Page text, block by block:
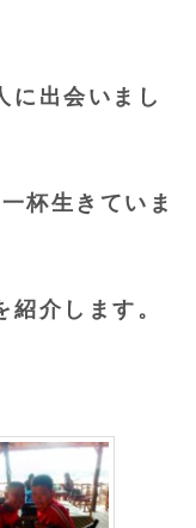
に出会いまし
杯生きていま
介します。